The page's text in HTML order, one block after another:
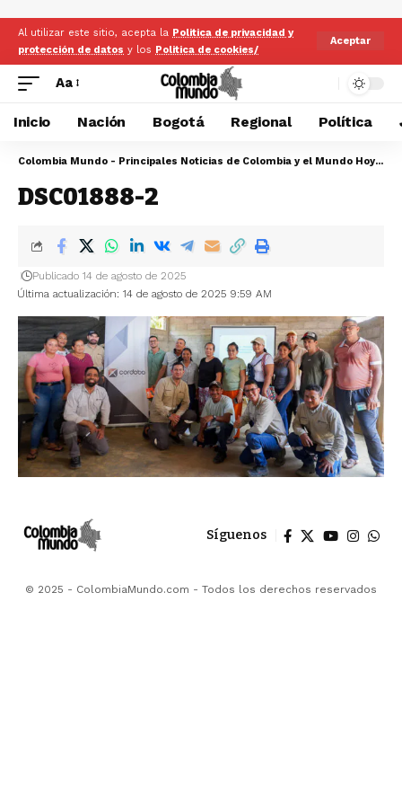
Al utilizar este sitio, acepta la Politica de privacidad y
protección de datos y los Politica de cookies/
Aceptar
Aa
Inicio Nación Bogotá Regional Política
Colombia Mundo - Principales Noticias de Colombia y el Mundo Hoy
>
DSC01888-2
Última actualización: 14 de agosto de 2025 9:59 AM
Publicado 14 de agosto de 2025
Síguenos
© 2025 - ColombiaMundo.com - Todos los derechos reservados